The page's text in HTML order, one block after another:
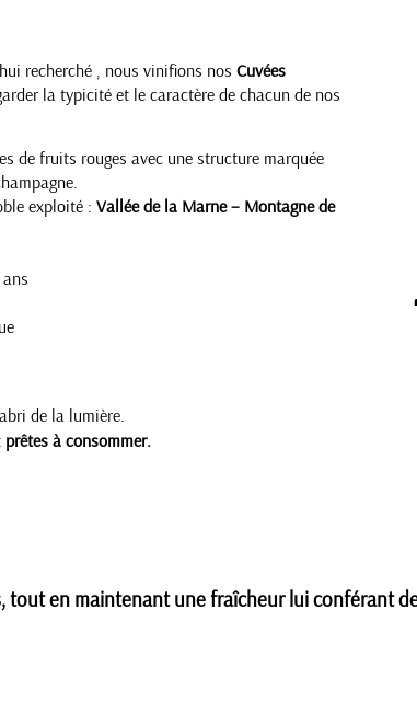
casters damery
recherché , nous vinifions nos Cuvées
la typicité et le caractère de chacun de nos
de fruits rouges avec une structure marquée
exploité : Vallée de la Marne – Montagne de
de la lumière.
prêtes à consommer.
en maintenant une fraîcheur lui conférant